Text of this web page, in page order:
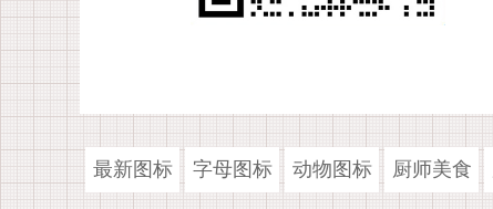
最新图标 字母图标 动物图标 厨师美食